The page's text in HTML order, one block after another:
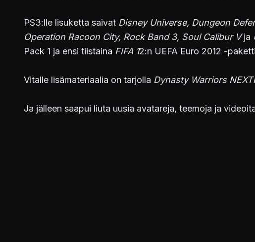
PS3:lle lisuketta saivat Disney Universe, Dungeon
Operation Racoon City, Rock Band 3, Soul Calibur Vja
Pack 1 ja ensi tiistaina FIFA 12:n UEFA Euro 2012 -
Vitalle lisämateriaalia on tarjolla Dynasty Warriors
Ja jälleen saapui liuta uusia avatareja, teemoja ja